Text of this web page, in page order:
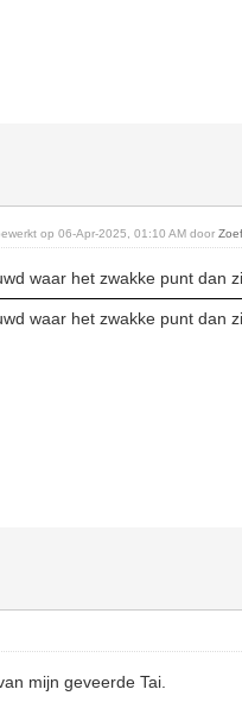
op 06-Apr-2025, 01:10 AM door
waar het zwakke punt dan
waar het zwakke punt dan
mijn geveerde Tai.